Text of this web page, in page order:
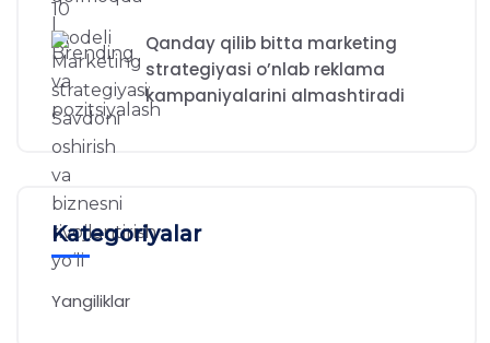
Qanday qilib bitta marketing
strategiyasi o’nlab reklama
kampaniyalarini almashtiradi
Kategoriyalar
Yangiliklar